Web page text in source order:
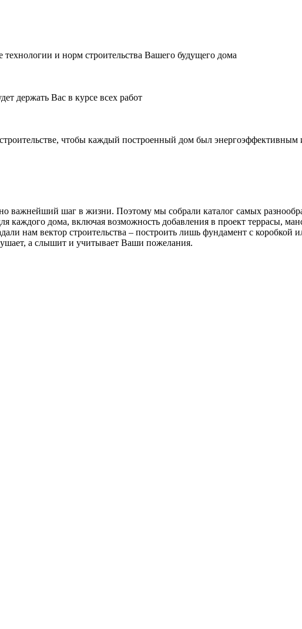
и норм строительства Вашего будущего дома
держать Вас в курсе всех работ
чтобы каждый построенный дом был
важнейший шаг в жизни. Поэтому мы собрали каталог самых
каждого дома, включая возможность добавления в проект террасы,
нам вектор строительства – построить лишь фундамент с коробкой
а слышит и учитывает Ваши пожелания.